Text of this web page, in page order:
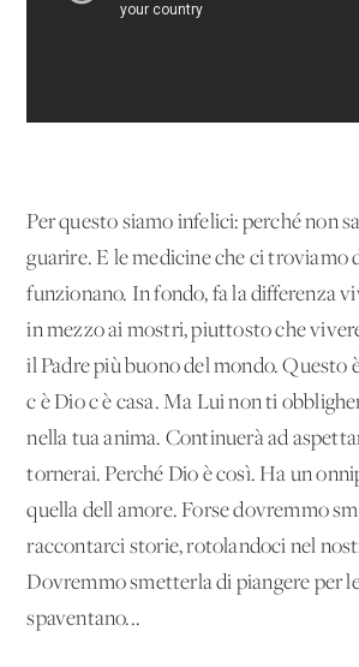
Per questo siamo infelici: perché non
guarire. E le medicine che ci troviamo
funzionano. In fondo, fa la differenza
in mezzo ai mostri, piuttosto che
il Padre più buono del mondo. Questo
c'è Dio c'è casa. Ma Lui non ti
nella tua anima. Continuerà ad
tornerai. Perché Dio è così. Ha
quella dell'amore. Forse dovremmo
raccontarci storie, rotolandoci nel
Dovremmo smetterla di piangere per
spaventano...